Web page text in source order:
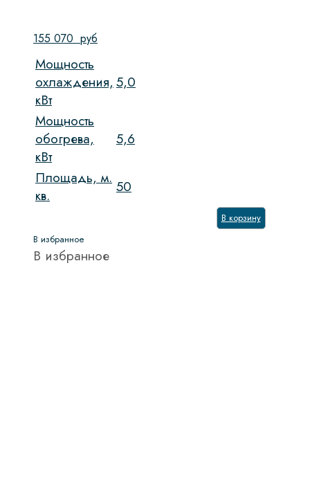
155 070 руб
Мощность
охлаждения,
кВт
5,0
Мощность
обогрева,
кВт
5,6
Площадь, м.
кв.
50
В корзину
В избранное
В избранное